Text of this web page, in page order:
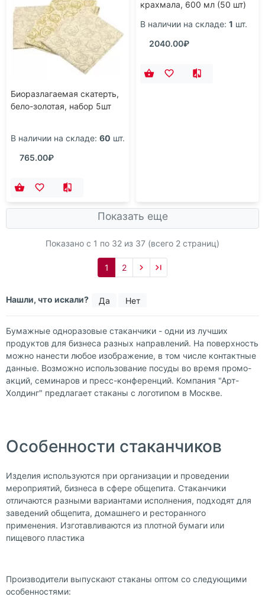
Биоразлагаемая скатерть,
бело-золотая, набор 5шт
В наличии на складе: 60 шт.
765.00₽
Показать еще
Показано с 1 по 32 из 37 (всего 2 страниц)
1 2
Нашли, что искали? Да Нет
Бумажные одноразовые стаканчики - одни из лучших
продуктов для бизнеса разных направлений. На поверхность
можно нанести любое изображение, в том числе контактные
данные. Возможно использование посуды во время промо-
акций, семинаров и пресс-конференций. Компания "Арт-
Холдинг" предлагает стаканы с логотипом в Москве.
Особенности стаканчиков
Изделия используются при организации и проведении
мероприятий, бизнеса в сфере общепита. Стаканчики
отличаются разными вариантами исполнения, подходят для
заведений общепита, домашнего и ресторанного
применения. Изготавливаются из плотной бумаги или
пищевого пластика
Производители выпускают стаканы оптом со следующими
особенностями: